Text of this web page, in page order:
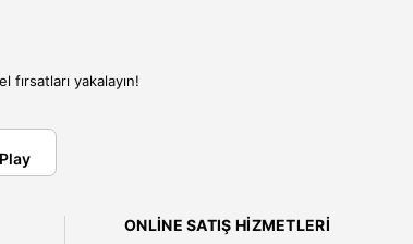
fırsatları yakalayın!
ONLINE SATIŞ HIZMETLERI